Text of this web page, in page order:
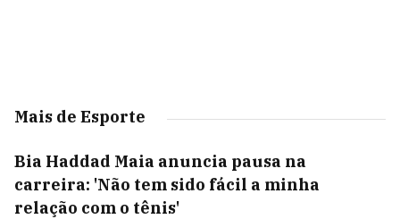
Mais de Esporte
Bia Haddad Maia anuncia pausa na
carreira: 'Não tem sido fácil a minha
relação com o tênis'